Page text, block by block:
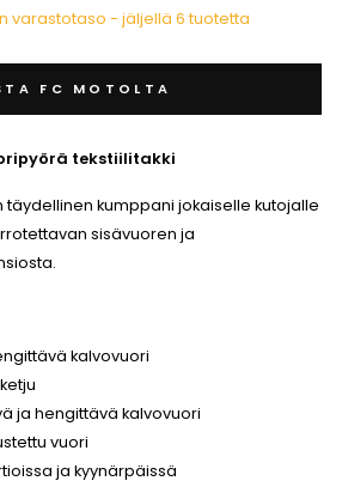
varastotaso - jäljellä 6 tuotetta
FC MOTOLTA
tekstiilitakki
täydellinen kumppani jokaiselle kutojalle
sisävuoren ja
kalvovuori
ja hengittävä kalvovuori
vuori
ja kyynärpäissä